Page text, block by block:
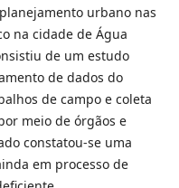
urbano nas
na cidade de Água
de um estudo
de dados do
de campo e coleta
meio de órgãos e
constatou-se uma
em processo de